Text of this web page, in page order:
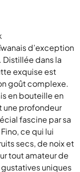
d’exception
dans la
exquise est
goût complexe.
en bouteille en
une profondeur
fascine par sa
ce qui lui
secs, de noix et
tout amateur de
uniques